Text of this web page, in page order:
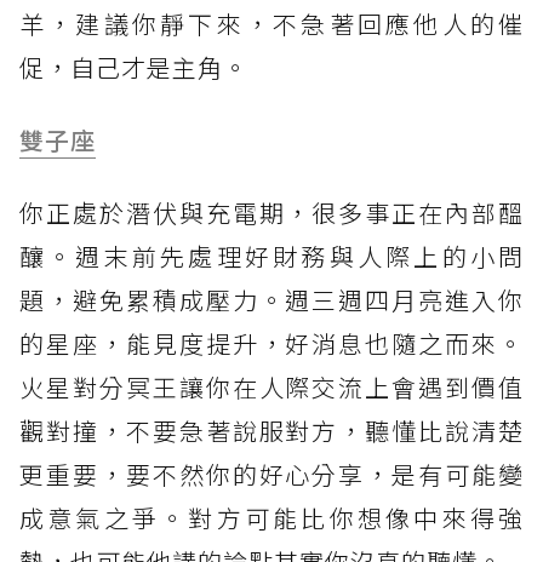
羊，建議你靜下來，不急著回應他人的催
促，自己才是主角。
雙子座
你正處於潛伏與充電期，很多事正在內部醞
釀。週末前先處理好財務與人際上的小問
題，避免累積成壓力。週三週四月亮進入你
的星座，能見度提升，好消息也隨之而來。
火星對分冥王讓你在人際交流上會遇到價值
觀對撞，不要急著說服對方，聽懂比說清楚
更重要，要不然你的好心分享，是有可能變
成意氣之爭。對方可能比你想像中來得強